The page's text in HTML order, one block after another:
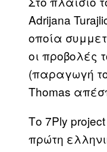
Αdrijana
οποία
οι προβολές
(παραγωγή
Thomas
Το 7Ply
πρώτη